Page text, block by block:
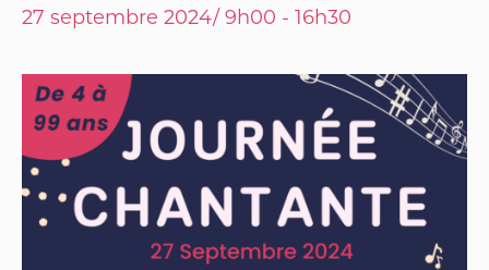
27 septembre 2024/ 9h00 - 16h30